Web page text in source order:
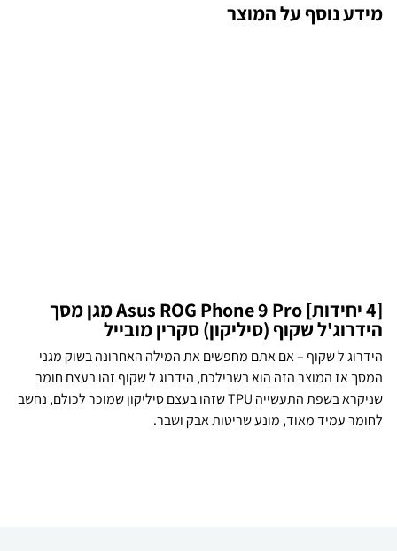
מידע נוסף על המוצר
[4 יחידות] Asus ROG Phone 9 Pro מגן מסך
הידרוג'ל שקוף (סיליקון) סקרין מובייל
הידרוג ל שקוף – אם אתם מחפשים את המילה האחרונה בשוק מגני
המסך אז המוצר הזה הוא בשבילכם, הידרוג ל שקוף זהו בעצם חומר
שניקרא בשפת התעשייה TPU שזהו בעצם סיליקון שמוכר לכולם, נחשב
לחומר עמיד מאוד, מונע שריטות אבק ושבר.